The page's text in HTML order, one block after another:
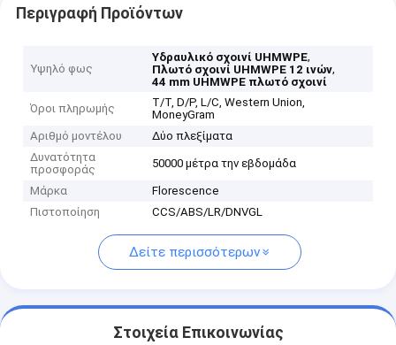
Περιγραφή Προϊόντων
Υψηλό φως
Υδραυλικό σχοινί UHMWPE,
Πλωτό σχοινί UHMWPE 12 ινών,
44 mm UHMWPE πλωτό σχοινί
Όροι πληρωμής
T/T, D/P, L/C, Western Union,
MoneyGram
Αριθμό μοντέλου
Δύο πλεξίματα
Δυνατότητα
προσφοράς
50000 μέτρα την εβδομάδα
Μάρκα
Florescence
Πιστοποίηση
CCS/ABS/LR/DNVGL
Δείτε περισσότερων
Στοιχεία Επικοινωνίας